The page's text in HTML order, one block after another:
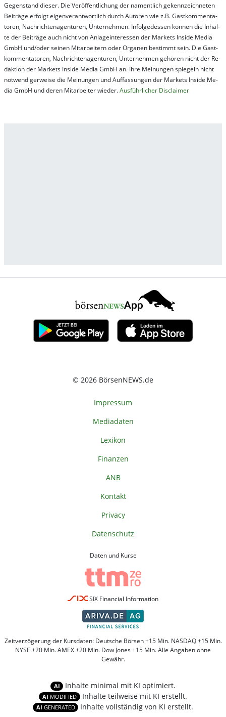
Ge­gen­stand die­ser. Die Ver­öf­fent­lich­ung der na­ment­lich ge­kenn­zeich­net­en
Bei­trä­ge er­folgt ei­gen­ver­ant­wort­lich durch Au­tor­en wie z.B. Gast­kom­men­ta­
tor­en, Nach­richt­en­ag­en­tur­en, Un­ter­neh­men. In­fol­ge­des­sen kön­nen die In­hal­
te der Bei­trä­ge auch nicht von An­la­ge­in­te­res­sen der Mar­kets In­side Me­dia
GmbH und/oder sei­nen Mit­ar­bei­tern oder Or­ga­nen be­stim­mt sein. Die Gast­
kom­men­ta­tor­en, Nach­rich­ten­ag­en­tur­en, Un­ter­neh­men ge­hör­en nicht der Re­
dak­tion der Mar­kets In­side Me­dia GmbH an. Ihre Mei­nung­en spie­geln nicht
not­wen­di­ger­wei­se die Mei­nung­en und Auf­fas­sung­en der Mar­kets In­side Me­
dia GmbH und de­ren Mit­ar­bei­ter wie­der.Aus­führ­lich­er Dis­clai­mer
© 2026 BörsenNEWS.de
Impressum
Mediadaten
Lexikon
Finanzen
ANB
Kontakt
Privacy
Datenschutz
Daten und Kurse
SIX Financial Information
Zeitverzögerung der Kursdaten: Deutsche Börsen +15 Min. NASDAQ +15 Min.
NYSE +20 Min. AMEX +20 Min. Dow Jones +15 Min. Alle Angaben ohne
Gewähr.
AI Inhalte minimal mit KI optimiert.
AI MODIFIED Inhalte teilweise mit KI erstellt.
AI GENERATED Inhalte vollständig von KI erstellt.